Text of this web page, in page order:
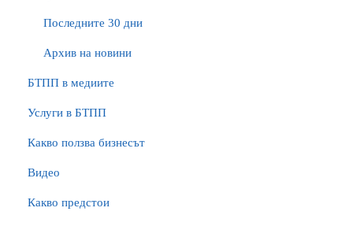
Последните 30 дни
Архив на новини
БTПП в медиите
Услуги в БТПП
Какво ползва бизнесът
Видео
Какво предстои